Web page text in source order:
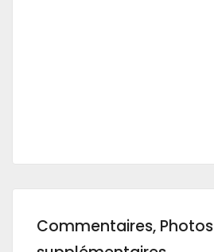
Commentaires, Photos